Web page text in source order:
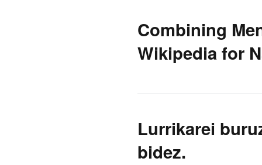
Combining
Wikipedia for
Lurrikarei
bidez.